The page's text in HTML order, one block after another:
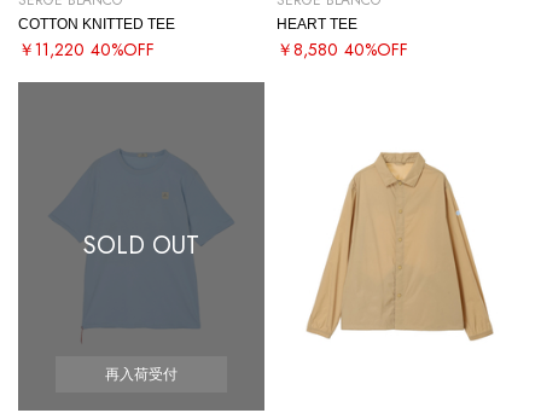
COTTON KNITTED TEE
￥11,220 40%OFF
HEART TEE
￥8,580 40%OFF
SOLD OUT
再入荷受付